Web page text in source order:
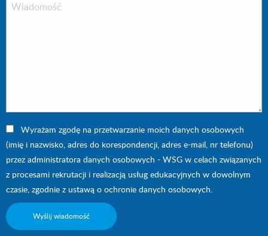
Wyrażam zgodę na przetwarzanie moich danych osobowych
(imię i nazwisko, adres do korespondencji, adres e-mail, nr telefonu)
przez administratora danych osobowych - WSG w celach związanych
z procesami rekrutacji i realizacją usług edukacyjnych w dowolnym
czasie, zgodnie z ustawą o ochronie danych osobowych.